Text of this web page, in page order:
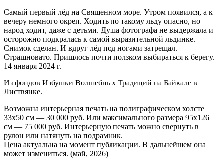
Самый первый лёд на Священном море. Утром появился, а к
вечеру немного окреп. Ходить по такому льду опасно, но
народ ходит, даже с детьми. Душа фотографа не выдержала и
осторожно подкралась к самой выразительной льдинке.
Снимок сделан. И вдруг лёд под ногами затрещал.
Страшновато. Пришлось почти ползком выбираться к берегу.
14 января 2024 г.
Из фондов Избушки Волшебных Традиций на Байкале в
Листвянке.
Возможна интерьерная печать на полиграфическом холсте
33х50 см — 30 000 руб. Или максимального размера 95х126
см — 75 000 руб. Интерьерную печать можно свернуть в
рулон или натянуть на подрамник.
Цена актуальна на момент публикации. В дальнейшем она
может измениться. (май, 2026)